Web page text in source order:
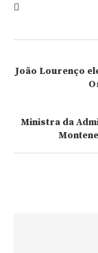
João Lourenço
Ministra da